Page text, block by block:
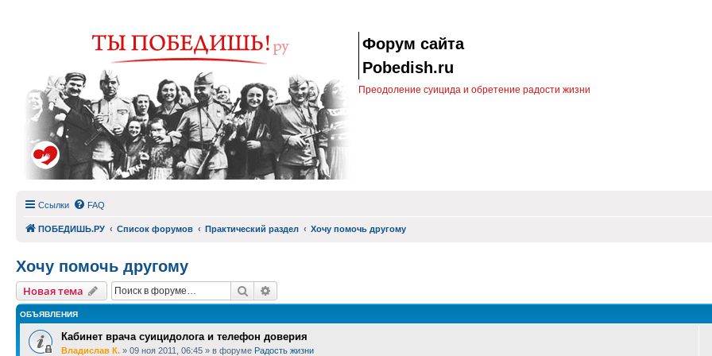
Форум сайта
Pobedish.ru
Преодоление суицида и обретение радости жизни
Ссылки FAQ
ПОБЕДИШЬ.РУ Список форумов Практический раздел Хочу помочь другому
Хочу помочь другому
Новая тема Поиск
ОБЪЯВЛЕНИЯ
Кабинет врача суицидолога и телефон доверия
Владислав К. » 09 ноя 2011, 06:45 » в форуме Радость жизни